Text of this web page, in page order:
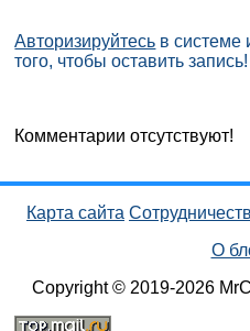
Авторизируйтесь в системе
того, чтобы оставить запись!
Комментарии отсутствуют!
Карта сайта
О
Copyright © 2019-2026